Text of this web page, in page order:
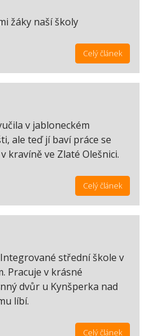
žáky naší školy
Celý článek
v jabloneckém
ale teď jí baví práce se
kravíně ve Zlaté Olešnici.
Celý článek
střední škole v
Pracuje v krásné
dvůr u Kynšperka nad
líbí.
Celý článek